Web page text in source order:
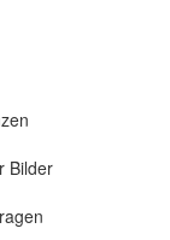
Bilder